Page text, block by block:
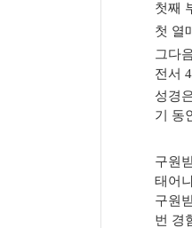
첫째
첫 열
그다
전서 4
성경
기 동
구원
태어
구원
번 경